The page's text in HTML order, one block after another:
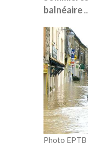
balnéaire..
Photo EPTB